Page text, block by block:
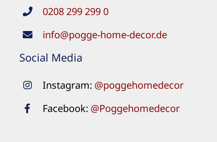
0208 299 299 0
info@pogge-home-decor.de
Social Media
Instagram: @poggehomedecor
Facebook: @Poggehomedecor